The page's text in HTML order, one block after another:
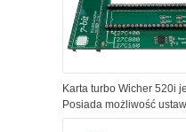
Karta turbo Wicher 520i
Posiada możliwość